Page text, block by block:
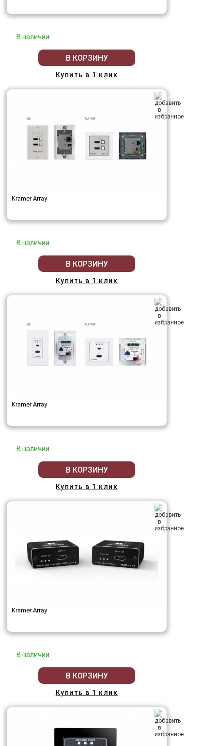
В наличии
В КОРЗИНУ
Купить в 1 клик
Kramer Array
В наличии
В КОРЗИНУ
Купить в 1 клик
Kramer Array
В наличии
В КОРЗИНУ
Купить в 1 клик
Kramer Array
В наличии
В КОРЗИНУ
Купить в 1 клик